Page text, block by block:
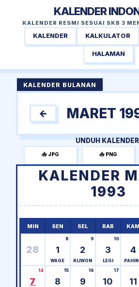
KALENDER
KALENDER RESMI SESUAI SKB 3
KALENDER KALKULATOR
HALAMAN
KALENDER BULANAN
← MARET
UNDUH
📥 JPG 📥 PNG
KALENDER
1993
MIN SEN SEL RAB KAM
28 1
8
WAGE
2
9
KLIWON
3
10
LEGI
4
7
14
8
15
9
16
10
17
11